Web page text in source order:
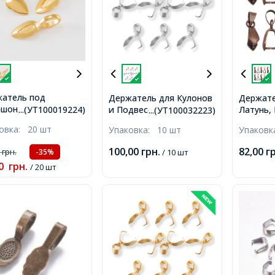
...(УТ100019224)
под
Сплав, Цвет:
Отверстие
20 шт
грн. -35%
грн. / 20 шт
...(УТ100032223)
Держатель для Кулонов
и Подвесок
13x12x4.5мм, Отверстие
Упаковка: 10 шт
100,00 грн. / 10 шт 82,00